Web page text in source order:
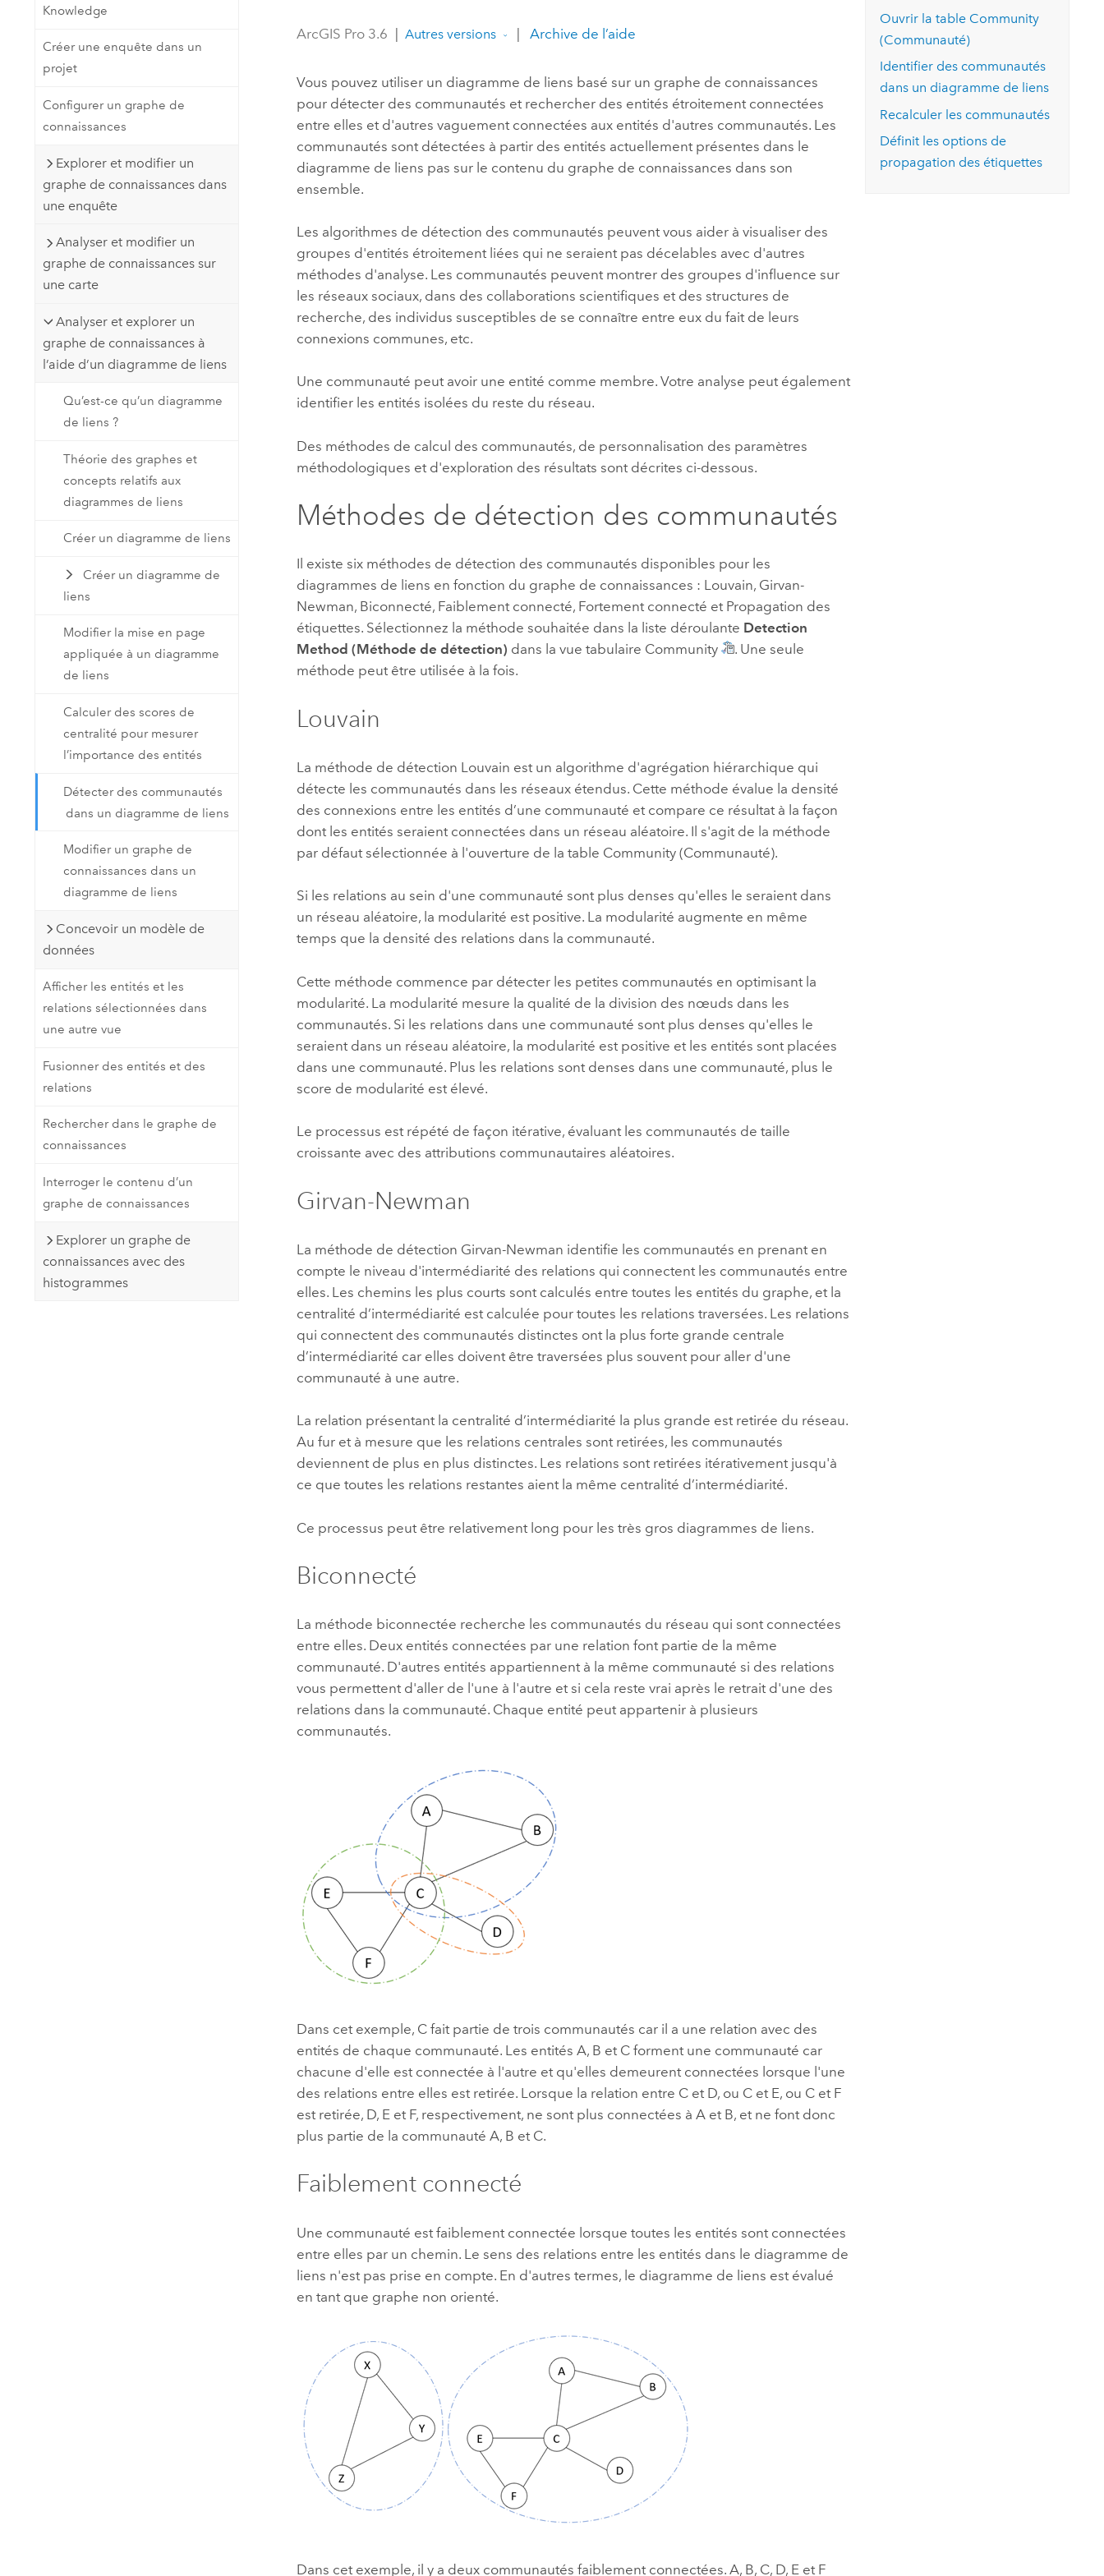
Créer des applications de
Découvrir ArcGIS Pro
Explorer ce cours
technologiques
géospatial
Tous les récits
Lire le récit
Knowledge
Créer une enquête dans un
projet
Configurer un graphe de
connaissances
Explorer et modifier un
graphe de connaissances dans
une enquête
Analyser et modifier un
graphe de connaissances sur
une carte
Analyser et explorer un
graphe de connaissances à
l’aide d’un diagramme de liens
Qu’est-ce qu’un diagramme
de liens ?
Théorie des graphes et
concepts relatifs aux
diagrammes de liens
Créer un diagramme de liens
Créer un diagramme de
liens
Modifier la mise en page
appliquée à un diagramme
de liens
Calculer des scores de
centralité pour mesurer
l’importance des entités
Détecter des communautés
dans un diagramme de liens
Modifier un graphe de
connaissances dans un
diagramme de liens
Concevoir un modèle de
données
Afficher les entités et les
relations sélectionnées dans
une autre vue
Fusionner des entités et des
relations
Rechercher dans le graphe de
connaissances
Interroger le contenu d’un
graphe de connaissances
Explorer un graphe de
connaissances avec des
histogrammes
ArcGIS Pro 3.6 Autres versions Archive de l’aide
Vous pouvez utiliser un diagramme de liens basé sur un graphe de connaissances
pour détecter des communautés et rechercher des entités étroitement connectées
entre elles et d'autres vaguement connectées aux entités d'autres communautés. Les
communautés sont détectées à partir des entités actuellement présentes dans le
diagramme de liens pas sur le contenu du graphe de connaissances dans son
ensemble.
Les algorithmes de détection des communautés peuvent vous aider à visualiser des
groupes d'entités étroitement liées qui ne seraient pas décelables avec d'autres
méthodes d'analyse. Les communautés peuvent montrer des groupes d'influence sur
les réseaux sociaux, dans des collaborations scientifiques et des structures de
recherche, des individus susceptibles de se connaître entre eux du fait de leurs
connexions communes, etc.
Une communauté peut avoir une entité comme membre. Votre analyse peut également
identifier les entités isolées du reste du réseau.
Des méthodes de calcul des communautés, de personnalisation des paramètres
méthodologiques et d'exploration des résultats sont décrites ci-dessous.
Méthodes de détection des communautés
Il existe six méthodes de détection des communautés disponibles pour les
diagrammes de liens en fonction du graphe de connaissances : Louvain, Girvan-
Newman, Biconnecté, Faiblement connecté, Fortement connecté et Propagation des
étiquettes. Sélectionnez la méthode souhaitée dans la liste déroulante Detection
Method (Méthode de détection) dans la vue tabulaire Community
. Une seule
méthode peut être utilisée à la fois.
Louvain
La méthode de détection Louvain est un algorithme d'agrégation hiérarchique qui
détecte les communautés dans les réseaux étendus. Cette méthode évalue la densité
des connexions entre les entités d’une communauté et compare ce résultat à la façon
dont les entités seraient connectées dans un réseau aléatoire. Il s'agit de la méthode
par défaut sélectionnée à l'ouverture de la table Community (Communauté).
Si les relations au sein d'une communauté sont plus denses qu'elles le seraient dans
un réseau aléatoire, la modularité est positive. La modularité augmente en même
temps que la densité des relations dans la communauté.
Cette méthode commence par détecter les petites communautés en optimisant la
modularité. La modularité mesure la qualité de la division des nœuds dans les
communautés. Si les relations dans une communauté sont plus denses qu'elles le
seraient dans un réseau aléatoire, la modularité est positive et les entités sont placées
dans une communauté. Plus les relations sont denses dans une communauté, plus le
score de modularité est élevé.
Le processus est répété de façon itérative, évaluant les communautés de taille
croissante avec des attributions communautaires aléatoires.
Girvan-Newman
La méthode de détection Girvan-Newman identifie les communautés en prenant en
compte le niveau d'intermédiarité des relations qui connectent les communautés entre
elles. Les chemins les plus courts sont calculés entre toutes les entités du graphe, et la
centralité d’intermédiarité est calculée pour toutes les relations traversées. Les relations
qui connectent des communautés distinctes ont la plus forte grande centrale
d’intermédiarité car elles doivent être traversées plus souvent pour aller d'une
communauté à une autre.
La relation présentant la centralité d’intermédiarité la plus grande est retirée du réseau.
Au fur et à mesure que les relations centrales sont retirées, les communautés
deviennent de plus en plus distinctes. Les relations sont retirées itérativement jusqu'à
ce que toutes les relations restantes aient la même centralité d’intermédiarité.
Ce processus peut être relativement long pour les très gros diagrammes de liens.
Biconnecté
La méthode biconnectée recherche les communautés du réseau qui sont connectées
entre elles. Deux entités connectées par une relation font partie de la même
communauté. D'autres entités appartiennent à la même communauté si des relations
vous permettent d'aller de l'une à l'autre et si cela reste vrai après le retrait d'une des
relations dans la communauté. Chaque entité peut appartenir à plusieurs
communautés.
Dans cet exemple, C fait partie de trois communautés car il a une relation avec des
entités de chaque communauté. Les entités A, B et C forment une communauté car
chacune d'elle est connectée à l'autre et qu'elles demeurent connectées lorsque l'une
des relations entre elles est retirée. Lorsque la relation entre C et D, ou C et E, ou C et F
est retirée, D, E et F, respectivement, ne sont plus connectées à A et B, et ne font donc
plus partie de la communauté A, B et C.
Faiblement connecté
Une communauté est faiblement connectée lorsque toutes les entités sont connectées
entre elles par un chemin. Le sens des relations entre les entités dans le diagramme de
liens n'est pas prise en compte. En d'autres termes, le diagramme de liens est évalué
en tant que graphe non orienté.
Dans cet exemple, il y a deux communautés faiblement connectées. A, B, C, D, E et F
Ouvrir la table Community
(Communauté)
Identifier des communautés
dans un diagramme de liens
Recalculer les communautés
Définit les options de
propagation des étiquettes